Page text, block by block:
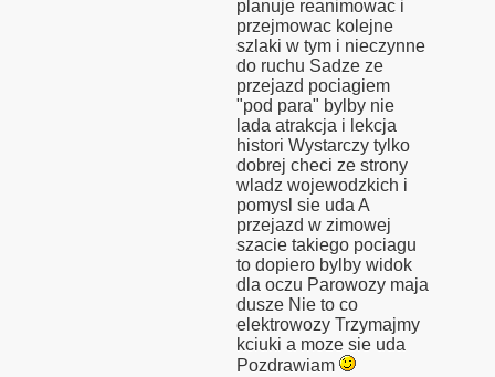
planuje reanimowac i
przejmowac kolejne
szlaki w tym i nieczynne
do ruchu Sadze ze
przejazd pociagiem
"pod para" bylby nie
lada atrakcja i lekcja
histori Wystarczy tylko
dobrej checi ze strony
wladz wojewodzkich i
pomysl sie uda A
przejazd w zimowej
szacie takiego pociagu
to dopiero bylby widok
dla oczu Parowozy maja
dusze Nie to co
elektrowozy Trzymajmy
kciuki a moze sie uda
Pozdrawiam